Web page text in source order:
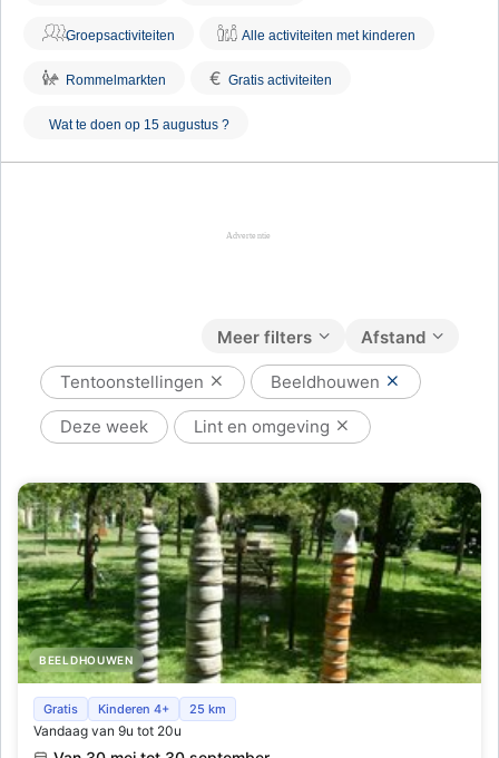
Groepsactiviteiten Alle activiteiten met kinderen
Rommelmarkten € Gratis activiteiten
Wat te doen op 15 augustus ?
Afstand
Meer filters
Tentoonstellingen Beeldhouwen
Deze week Lint en omgeving
BEELDHOUWEN
Aqua Terra
Gratis Kinderen 4+ 25 km
Vandaag van 9u tot 20u